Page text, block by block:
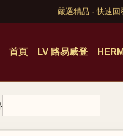
嚴選精品 · 快速回
首頁 LV 路易威登